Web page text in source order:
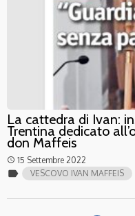
La cattedra di Ivan:
Trentina dedicato
don Maffeis
access_time 15 Settembre 2022
label VESCOVO IVAN MAFFEIS